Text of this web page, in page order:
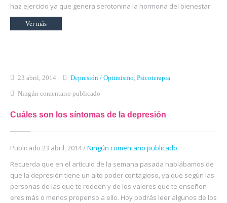
haz ejercicio ya que genera serotonina la hormona del bienestar.
Ver más
23 abril, 2014 Depresión / Optimismo Psicoterapia
Ningún comentario publicado
Cuáles son los síntomas de la depresión
Publicado 23 abril, 2014 /Ningún comentario publicado
Recuerda que en el artículo de la semana pasada hablábamos de
que la depresión tiene un alto poder contagioso, ya que según las
personas de las que te rodeen y de los valores que te enseñen
eres más o menos propenso a ello. Hoy podrás leer algunos de los